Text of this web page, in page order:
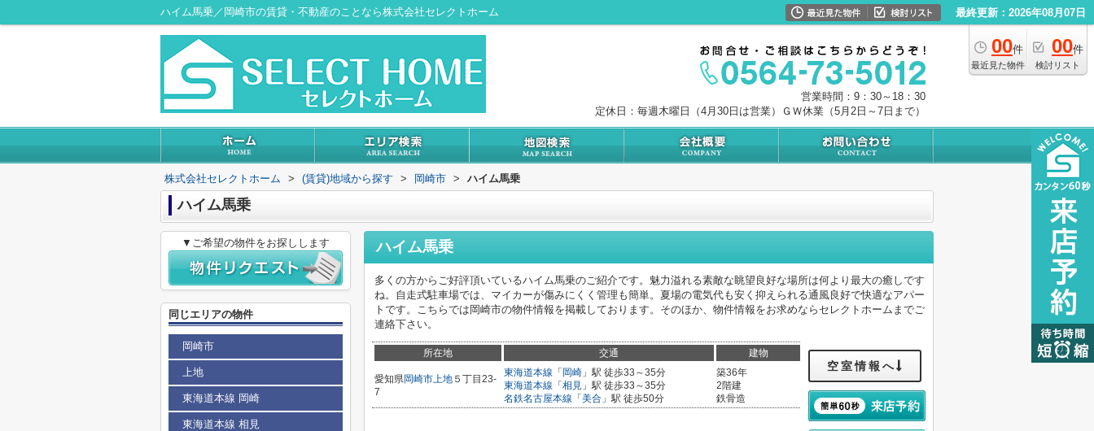
ハイム馬乗／岡崎市の賃貸・不動産のことなら株式会社セレクトホーム 最終更新：2026年08月07日
00件
最近見た物件
00件
検討リスト
営業時間：9：30～18：30
定休日：毎週木曜日（4月30日は営業）ＧＷ休業（5月2日～7日まで）
株式会社セレクトホーム > (賃貸)地域から探す > 岡崎市 > ハイム馬乗
ハイム馬乗
ハイム馬乗
多くの方からご好評頂いているハイム馬乗のご紹介です。魅力溢れる素敵な眺望良好な場所は何より最大の癒しです
ね。自走式駐車場では、マイカーが傷みにくく管理も簡単。夏場の電気代も安く抑えられる通風良好で快適なアパー
トです。こちらでは岡崎市の物件情報を掲載しております。そのほか、物件情報をお求めならセレクトホームまでご
連絡下さい。
所在地 交通 建物
愛知県岡崎市上地 ５丁目23-
7
東海道本線 「 岡崎 」駅 徒歩33～35分
東海道本線 「 相見 」駅 徒歩33～35分
名鉄名古屋本線 「 美合 」駅 徒歩50分
築36年
2階建
鉄骨造
空室情報へ
▼ご希望の物件をお探しします
同じエリアの物件
岡崎市
上地
東海道本線 岡崎
東海道本線 相見